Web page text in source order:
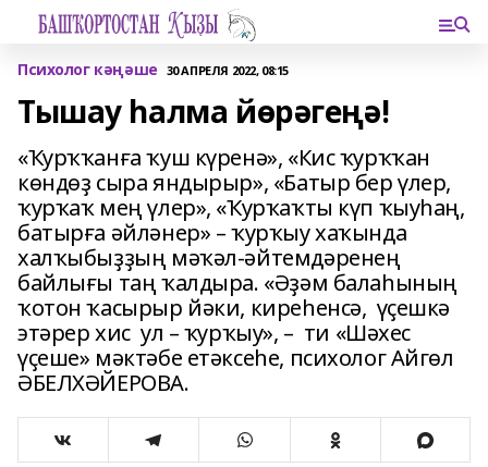
Психолог кәңәше 30 АПРЕЛЯ 2022, 08:15
Тышау һалма йөрәгеңә!
«Ҡурҡҡанға ҡуш күренә», «Кис ҡурҡҡан
көндөҙ сыра яндырыр», «Батыр бер үлер,
ҡурҡаҡ мең үлер», «Ҡурҡаҡты күп ҡыуһаң,
батырға әйләнер» – ҡурҡыу хаҡында
халҡыбыҙҙың мәҡәл-әйтемдәренең
байлығы таң ҡалдыра. «Әҙәм балаһының
ҡотон ҡасырыр йәки, киреһенсә, үҫешкә
этәрер хис ул – ҡурҡыу», – ти «Шәхес
үҫеше» мәктәбе етәксеһе, психолог Айгөл
ӘБЕЛХӘЙЕРОВА.